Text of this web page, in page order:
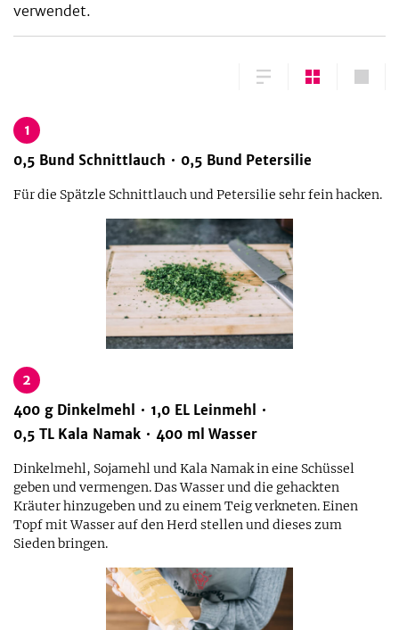
verwendet.
1
0,5 Bund Schnittlauch 0,5 Bund Petersilie
Für die Spätzle Schnittlauch und Petersilie sehr fein hacken.
2
400 g Dinkelmehl 1,0 EL Leinmehl
0,5 TL Kala Namak 400 ml Wasser
Dinkelmehl, Sojamehl und Kala Namak in eine Schüssel
geben und vermengen. Das Wasser und die gehackten
Kräuter hinzugeben und zu einem Teig verkneten. Einen
Topf mit Wasser auf den Herd stellen und dieses zum
Sieden bringen.